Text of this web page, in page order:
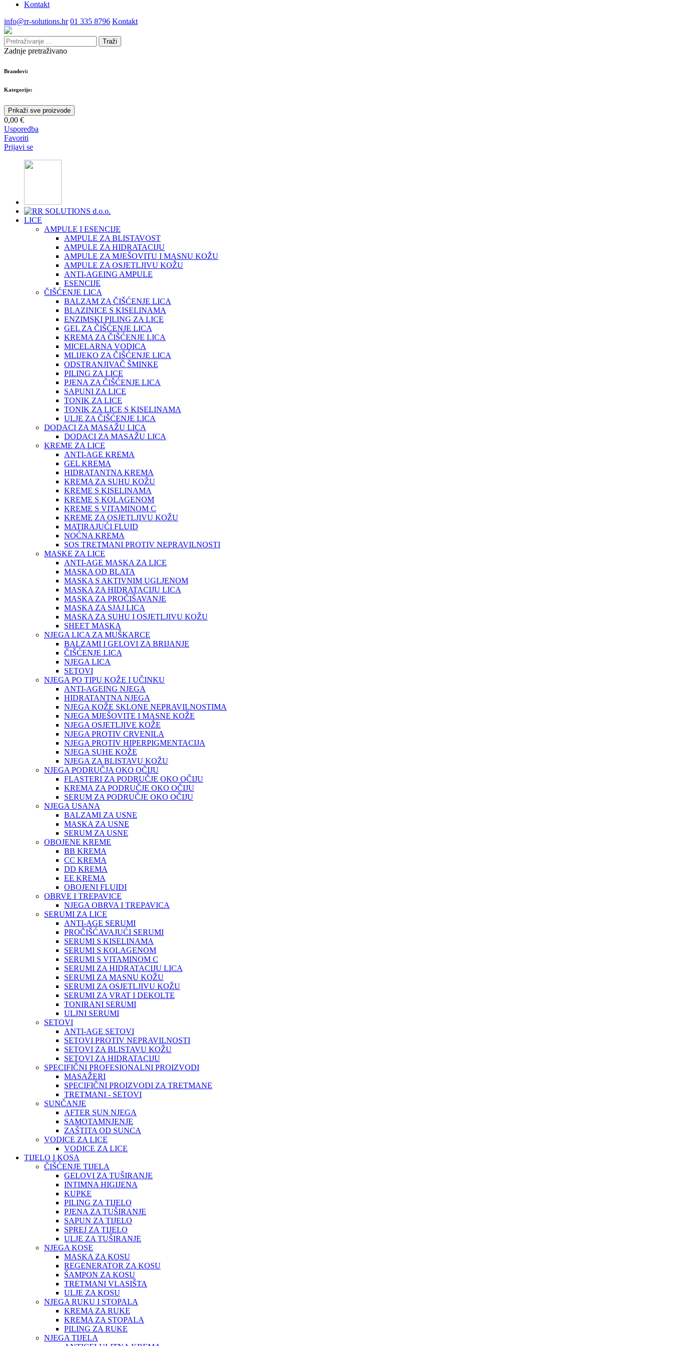
Kontakt
info@rr-solutions.hr 01 335 8796 Kontakt
Traži
Zadnje pretraživano
Brandovi:
Kategorije:
Prikaži sve proizvode
0,00 €
Usporedba
Favoriti
Prijavi se
LICE
AMPULE I ESENCIJE
AMPULE ZA BLISTAVOST
AMPULE ZA HIDRATACIJU
AMPULE ZA MJEŠOVITU I MASNU KOŽU
AMPULE ZA OSJETLJIVU KOŽU
ANTI-AGEING AMPULE
ESENCIJE
ČIŠĆENJE LICA
BALZAM ZA ČIŠĆENJE LICA
BLAZINICE S KISELINAMA
ENZIMSKI PILING ZA LICE
GEL ZA ČIŠĆENJE LICA
KREMA ZA ČIŠĆENJE LICA
MICELARNA VODICA
MLIJEKO ZA ČIŠĆENJE LICA
ODSTRANJIVAČ ŠMINKE
PILING ZA LICE
PJENA ZA ČIŠĆENJE LICA
SAPUNI ZA LICE
TONIK ZA LICE
TONIK ZA LICE S KISELINAMA
ULJE ZA ČIŠĆENJE LICA
DODACI ZA MASAŽU LICA
DODACI ZA MASAŽU LICA
KREME ZA LICE
ANTI-AGE KREMA
GEL KREMA
HIDRATANTNA KREMA
KREMA ZA SUHU KOŽU
KREME S KISELINAMA
KREME S KOLAGENOM
KREME S VITAMINOM C
KREME ZA OSJETLJIVU KOŽU
MATIRAJUĆI FLUID
NOĆNA KREMA
SOS TRETMANI PROTIV NEPRAVILNOSTI
MASKE ZA LICE
ANTI-AGE MASKA ZA LICE
MASKA OD BLATA
MASKA S AKTIVNIM UGLJENOM
MASKA ZA HIDRATACIJU LICA
MASKA ZA PROČIŠAVANJE
MASKA ZA SJAJ LICA
MASKA ZA SUHU I OSJETLJIVU KOŽU
SHEET MASKA
NJEGA LICA ZA MUŠKARCE
BALZAMI I GELOVI ZA BRIJANJE
ČIŠĆENJE LICA
NJEGA LICA
SETOVI
NJEGA PO TIPU KOŽE I UČINKU
ANTI-AGEING NJEGA
HIDRATANTNA NJEGA
NJEGA KOŽE SKLONE NEPRAVILNOSTIMA
NJEGA MJEŠOVITE I MASNE KOŽE
NJEGA OSJETLJIVE KOŽE
NJEGA PROTIV CRVENILA
NJEGA PROTIV HIPERPIGMENTACIJA
NJEGA SUHE KOŽE
NJEGA ZA BLISTAVU KOŽU
NJEGA PODRUČJA OKO OČIJU
FLASTERI ZA PODRUČJE OKO OČIJU
KREMA ZA PODRUČJE OKO OČIJU
SERUM ZA PODRUČJE OKO OČIJU
NJEGA USANA
BALZAMI ZA USNE
MASKA ZA USNE
SERUM ZA USNE
OBOJENE KREME
BB KREMA
CC KREMA
DD KREMA
EE KREMA
OBOJENI FLUIDI
OBRVE I TREPAVICE
NJEGA OBRVA I TREPAVICA
SERUMI ZA LICE
ANTI-AGE SERUMI
PROČIŠĆAVAJUĆI SERUMI
SERUMI S KISELINAMA
SERUMI S KOLAGENOM
SERUMI S VITAMINOM C
SERUMI ZA HIDRATACIJU LICA
SERUMI ZA MASNU KOŽU
SERUMI ZA OSJETLJIVU KOŽU
SERUMI ZA VRAT I DEKOLTE
TONIRANI SERUMI
ULJNI SERUMI
SETOVI
ANTI-AGE SETOVI
SETOVI PROTIV NEPRAVILNOSTI
SETOVI ZA BLISTAVU KOŽU
SETOVI ZA HIDRATACIJU
SPECIFIČNI PROFESIONALNI PROIZVODI
MASAŽERI
SPECIFIČNI PROIZVODI ZA TRETMANE
TRETMANI - SETOVI
SUNČANJE
AFTER SUN NJEGA
SAMOTAMNJENJE
ZAŠTITA OD SUNCA
VODICE ZA LICE
VODICE ZA LICE
TIJELO I KOSA
ČIŠĆENJE TIJELA
GELOVI ZA TUŠIRANJE
INTIMNA HIGIJENA
KUPKE
PILING ZA TIJELO
PJENA ZA TUŠIRANJE
SAPUN ZA TIJELO
SPREJ ZA TIJELO
ULJE ZA TUŠIRANJE
NJEGA KOSE
MASKA ZA KOSU
REGENERATOR ZA KOSU
ŠAMPON ZA KOSU
TRETMANI VLASIŠTA
ULJE ZA KOSU
NJEGA RUKU I STOPALA
KREMA ZA RUKE
KREMA ZA STOPALA
PILING ZA RUKE
NJEGA TIJELA